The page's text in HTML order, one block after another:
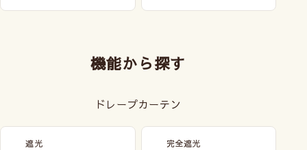
機能から探す
ドレープカーテン
遮光 完全遮光